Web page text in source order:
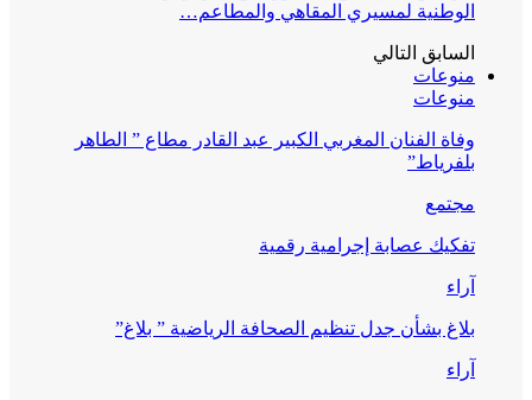
الوطنية لمسيري المقاهي والمطاعم…
السابق التالي
منوعات
منوعات
وفاة الفنان المغربي الكبير عبد القادر مطاع ” الطاهر
بلفرياط”
مجتمع
تفكيك عصابة إجرامية رقمية
آراء
بلاغ بشأن جدل تنظيم الصحافة الرياضية ” بلاغ”
آراء